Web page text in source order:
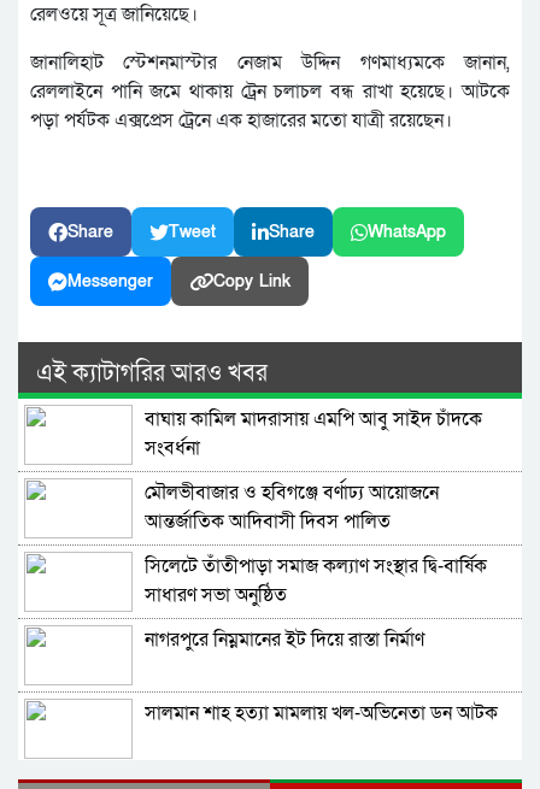
রেলওয়ে সূত্র জানিয়েছে।
জানালিহাট স্টেশনমাস্টার নেজাম উদ্দিন গণমাধ্যমকে জানান,
রেললাইনে পানি জমে থাকায় ট্রেন চলাচল বন্ধ রাখা হয়েছে। আটকে
পড়া পর্যটক এক্সপ্রেস ট্রেনে এক হাজারের মতো যাত্রী রয়েছেন।
Share Tweet Share WhatsApp
Messenger Copy Link
এই ক্যাটাগরির আরও খবর
বাঘায় কামিল মাদরাসায় এমপি আবু সাইদ চাঁদকে
সংবর্ধনা
মৌলভীবাজার ও হবিগঞ্জে বর্ণাঢ্য আয়োজনে
আন্তর্জাতিক আদিবাসী দিবস পালিত
সিলেটে তাঁতীপাড়া সমাজ কল্যাণ সংস্থার দ্বি-বার্ষিক
সাধারণ সভা অনুষ্ঠিত
নাগরপুরে নিম্নমানের ইট দিয়ে রাস্তা নির্মাণ
সালমান শাহ হত্যা মামলায় খল-অভিনেতা ডন আটক